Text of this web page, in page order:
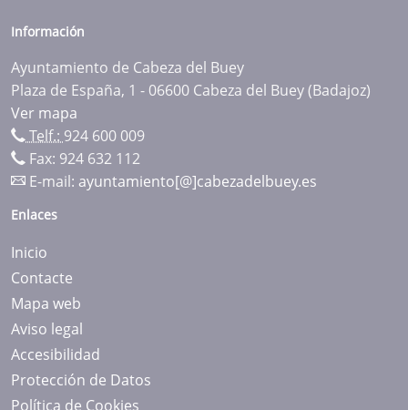
Información
Ayuntamiento de Cabeza del Buey
Plaza de España, 1 - 06600 Cabeza del Buey (Badajoz)
Ver mapa
Telf.: 924 600 009
Fax: 924 632 112
E-mail: ayuntamiento[@]cabezadelbuey.es
Enlaces
Inicio
Contacte
Mapa web
Aviso legal
Accesibilidad
Protección de Datos
Política de Cookies